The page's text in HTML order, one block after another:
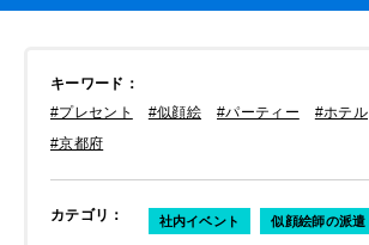
キーワード ：
#プレセント
#似顔絵 #パーティー #ホテル
#京都府
カテゴリ ： 社内イベント 似顔絵師の派遣